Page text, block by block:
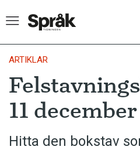
Hem
Artiklar
Krönikor
ARTIKLAR
11
Hitta den bokstav